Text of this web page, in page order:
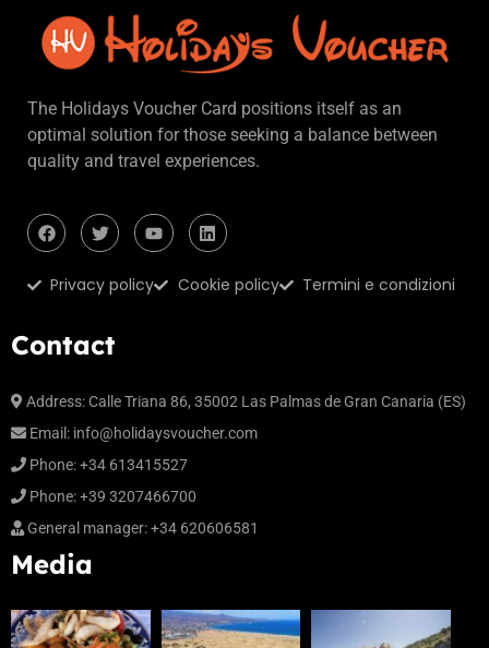
The Holidays Voucher Card positions itself as an
optimal solution for those seeking a balance between
quality and travel experiences.
Privacy policy Cookie policy Termini e condizioni
Contact
Address:Calle Triana 86, 35002 Las Palmas de Gran Canaria (ES)
Email: info@holidaysvoucher.com
Phone:+34 613415527
Phone:+39 3207466700
General manager:+34 620606581
Media